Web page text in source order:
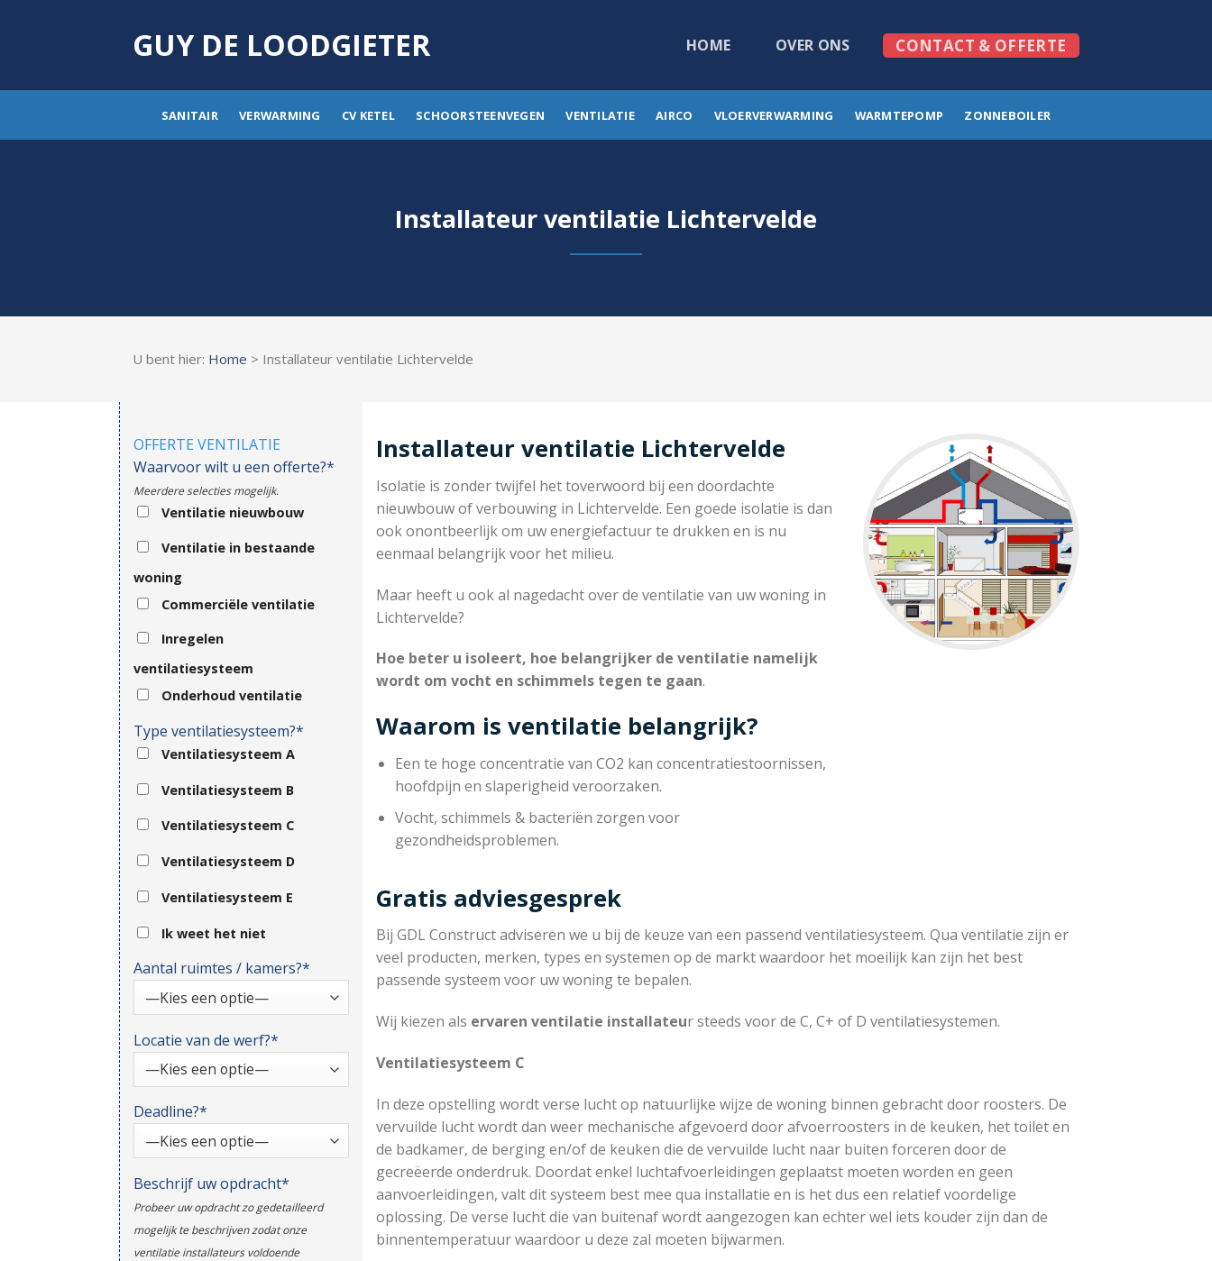
GUY DE LOODGIETER HOME OVER ONS CONTACT & OFFERTE
SANITAIR VERWARMING CV KETEL SCHOORSTEENVEGEN VENTILATIE AIRCO VLOERVERWARMING WARMTEPOMP ZONNEBOILER
Installateur ventilatie Lichtervelde
U bent hier: Home > Installateur ventilatie Lichtervelde
OFFERTE VENTILATIE
Waarvoor wilt u een offerte?*
Meerdere selecties mogelijk.
Ventilatie nieuwbouw
Ventilatie in bestaande
woning
Commerciële ventilatie
Inregelen
ventilatiesysteem
Onderhoud ventilatie
Type ventilatiesysteem?*
Ventilatiesysteem A
Ventilatiesysteem B
Ventilatiesysteem C
Ventilatiesysteem D
Ventilatiesysteem E
Ik weet het niet
Aantal ruimtes / kamers?*
Locatie van de werf?*
Deadline?*
Beschrijf uw opdracht*
Probeer uw opdracht zo gedetailleerd
mogelijk te beschrijven zodat onze
ventilatie installateurs voldoende
Installateur ventilatie Lichtervelde
Isolatie is zonder twijfel het toverwoord bij een doordachte
nieuwbouw of verbouwing in Lichtervelde. Een goede isolatie is dan
ook onontbeerlijk om uw energiefactuur te drukken en is nu
eenmaal belangrijk voor het milieu.
Maar heeft u ook al nagedacht over de ventilatie van uw woning in
Lichtervelde?
Hoe beter u isoleert, hoe belangrijker de ventilatie namelijk
wordt om vocht en schimmels tegen te gaan.
Waarom is ventilatie belangrijk?
Een te hoge concentratie van CO2 kan concentratiestoornissen,
hoofdpijn en slaperigheid veroorzaken.
Vocht, schimmels & bacteriën zorgen voor
gezondheidsproblemen.
Gratis adviesgesprek
Bij GDL Construct adviseren we u bij de keuze van een passend ventilatiesysteem. Qua ventilatie zijn er
veel producten, merken, types en systemen op de markt waardoor het moeilijk kan zijn het best
passende systeem voor uw woning te bepalen.
Wij kiezen als ervaren ventilatie installateur steeds voor de C, C+ of D ventilatiesystemen.
Ventilatiesysteem C
In deze opstelling wordt verse lucht op natuurlijke wijze de woning binnen gebracht door roosters. De
vervuilde lucht wordt dan weer mechanische afgevoerd door afvoerroosters in de keuken, het toilet en
de badkamer, de berging en/of de keuken die de vervuilde lucht naar buiten forceren door de
gecreëerde onderdruk. Doordat enkel luchtafvoerleidingen geplaatst moeten worden en geen
aanvoerleidingen, valt dit systeem best mee qua installatie en is het dus een relatief voordelige
oplossing. De verse lucht die van buitenaf wordt aangezogen kan echter wel iets kouder zijn dan de
binnentemperatuur waardoor u deze zal moeten bijwarmen.